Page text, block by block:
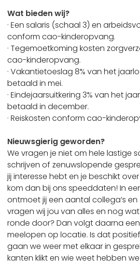
Wat bieden wij?
· Een salaris (schaal 3) en
conform cao-kinderopvang.
· Tegemoetkoming kosten
cao-kinderopvang.
· Vakantietoeslag 8% van het
betaald in mei.
· Eindejaarsuitkering 3% van het
betaald in december.
· Reiskosten conform cao-
Nieuwsgierig geworden?
We vragen je niet om hele lastige
schrijven of zenuwslopende
jij interesse hebt en je beschikt
kom dan bij ons speeddaten! In
ontmoet jij een aantal collega’s
vragen wij jou van alles en nog
ronde door? Dan volgt daarna
meelopen op locatie. Is dat
gaan we weer met elkaar in
kanten klikt en wie weet hebben